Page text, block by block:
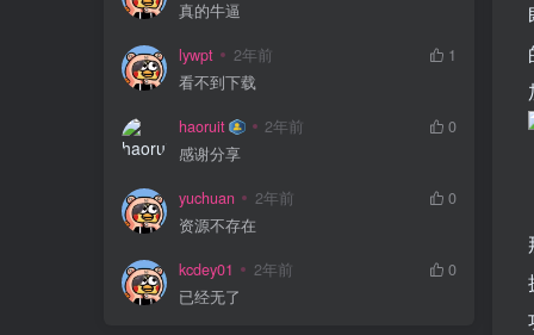
真的牛逼
lywpt 2年前
1
看不到下载
haoruit 2年前
0
感谢分享
yuchuan 2年前
0
资源不存在
kcdey01 2年前
0
已经无了